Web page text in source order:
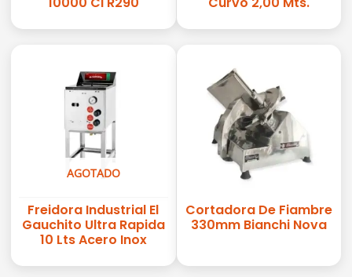
AGOTADO
Freidora Industrial El
Gauchito Ultra Rapida
10 Lts Acero Inox
Cortadora De Fiambre
330mm Bianchi Nova